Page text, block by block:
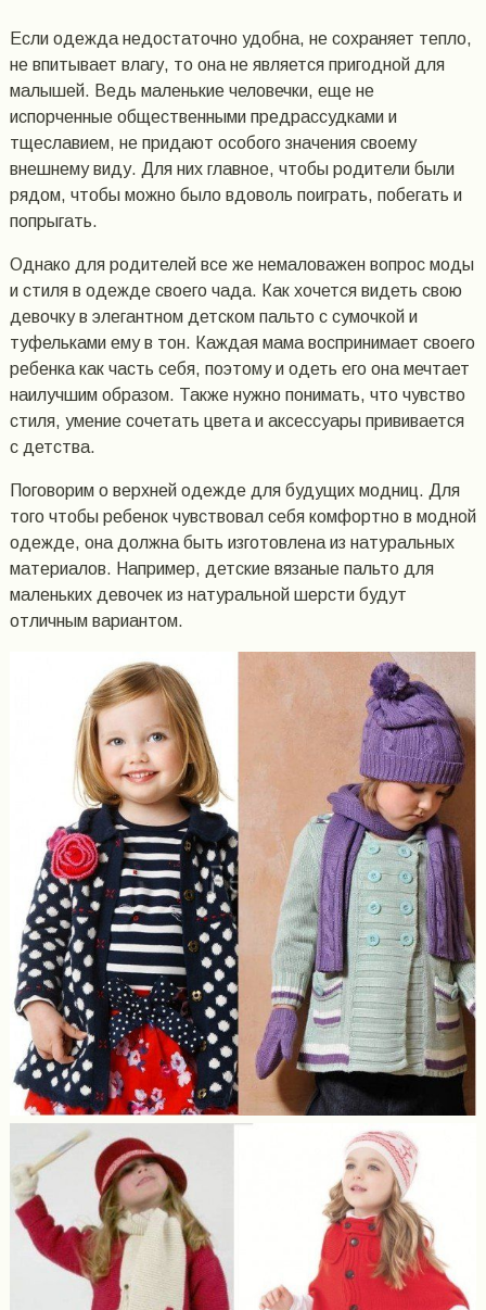
Если одежда недостаточно удобна, не сохраняет тепло,
не впитывает влагу, то она не является пригодной для
малышей. Ведь маленькие человечки, еще не
испорченные общественными предрассудками и
тщеславием, не придают особого значения своему
внешнему виду. Для них главное, чтобы родители были
рядом, чтобы можно было вдоволь поиграть, побегать и
попрыгать.
Однако для родителей все же немаловажен вопрос моды
и стиля в одежде своего чада. Как хочется видеть свою
девочку в элегантном детском пальто с сумочкой и
туфельками ему в тон. Каждая мама воспринимает своего
ребенка как часть себя, поэтому и одеть его она мечтает
наилучшим образом. Также нужно понимать, что чувство
стиля, умение сочетать цвета и аксессуары прививается
с детства.
Поговорим о верхней одежде для будущих модниц. Для
того чтобы ребенок чувствовал себя комфортно в модной
одежде, она должна быть изготовлена из натуральных
материалов. Например, детские вязаные пальто для
маленьких девочек из натуральной шерсти будут
отличным вариантом.